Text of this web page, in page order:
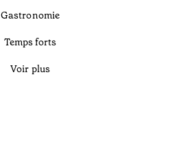
Gastronomie
Temps forts
Voir plus